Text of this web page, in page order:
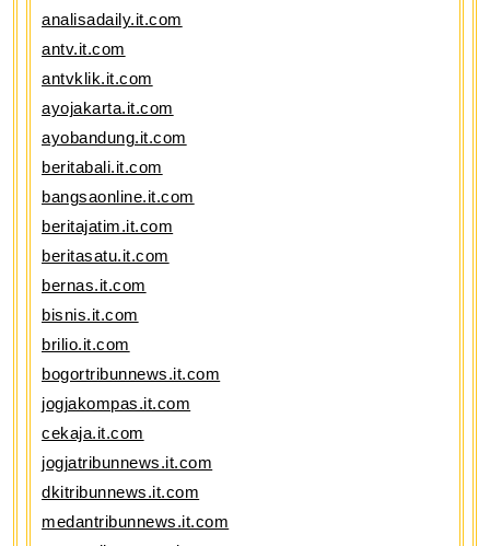
analisadaily.it.com
antv.it.com
antvklik.it.com
ayojakarta.it.com
ayobandung.it.com
beritabali.it.com
bangsaonline.it.com
beritajatim.it.com
beritasatu.it.com
bernas.it.com
bisnis.it.com
brilio.it.com
bogortribunnews.it.com
jogjakompas.it.com
cekaja.it.com
jogjatribunnews.it.com
dkitribunnews.it.com
medantribunnews.it.com